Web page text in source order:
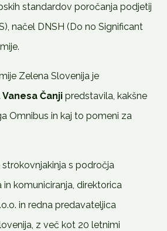
standardov poročanja podjetij
načel DNSH (Do no Significant
Zelena Slovenija je
Vanesa Čanji predstavila, kakšne
Omnibus in kaj to pomeni za
strokovnjakinja s področja
komuniciranja, direktorica
in redna predavateljica
z več kot 20 letnimi